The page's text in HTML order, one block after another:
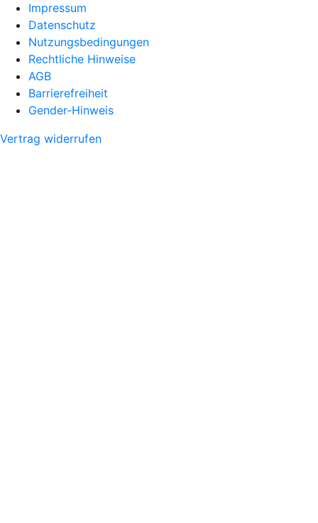
Impressum
Datenschutz
Nutzungsbedingungen
Rechtliche Hinweise
AGB
Barrierefreiheit
Gender-Hinweis
Vertrag widerrufen